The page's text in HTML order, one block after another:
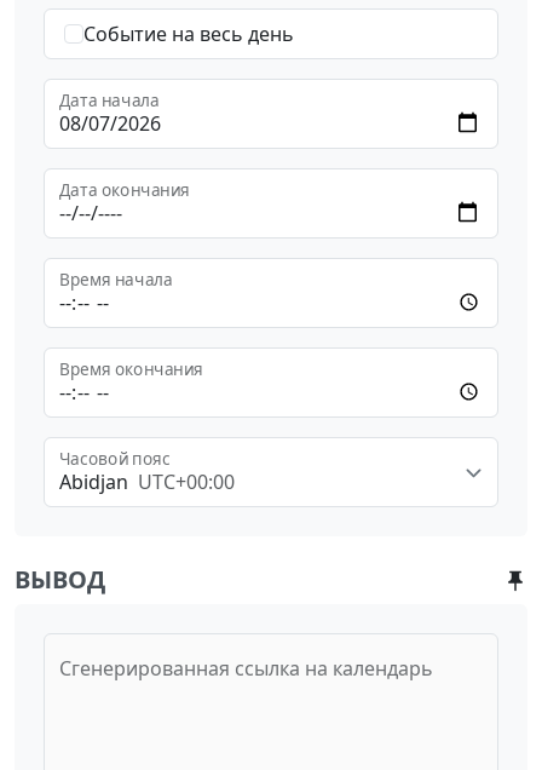
Событие на весь день
Дата начала
Дата окончания
Время начала
Время окончания
Abidjan UTC+00:00
Часовой пояс
ВЫВОД
Сгенерированная ссылка на календарь